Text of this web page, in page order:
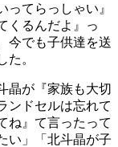
ってらっしゃい』
くるんだよ』っ
今でも子供達を送
た。
晶が『家族も大切
ンドセルは忘れて
ね』て言ったって
い」「北斗晶が子